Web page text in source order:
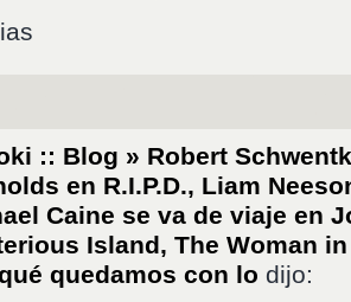
:: Blog » Robert
en R.I.P.D., Liam
Caine se va de viaje en
Island, The Woman
quedamos con lo dijo: